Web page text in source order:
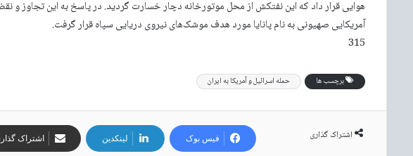
هوایی قرار داد که این نفتکش از محل موتورخانه دچار خسارت گردید. در پاسخ به این تجاوز و
آمریکایی صهیونی به نام پانایا مورد هدف موشک‌های نیروی دریایی سپاه قرار گرفت.
315
برچسب ها حمله اسرائیل و آمریکا به ایران
اشتراک گذاری فیس بوک لینکدین اشتراک